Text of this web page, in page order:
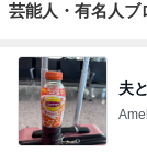
芸能人・有名人ブ
夫